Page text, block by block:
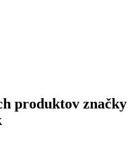
produktov značky